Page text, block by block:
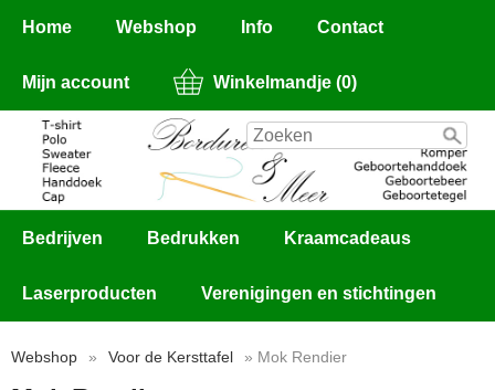
Home Webshop Info Contact
Mijn account Winkelmandje (0)
Bedrijven Bedrukken Kraamcadeaus
Laserproducten Verenigingen en stichtingen
Webshop » Voor de Kersttafel » Mok Rendier